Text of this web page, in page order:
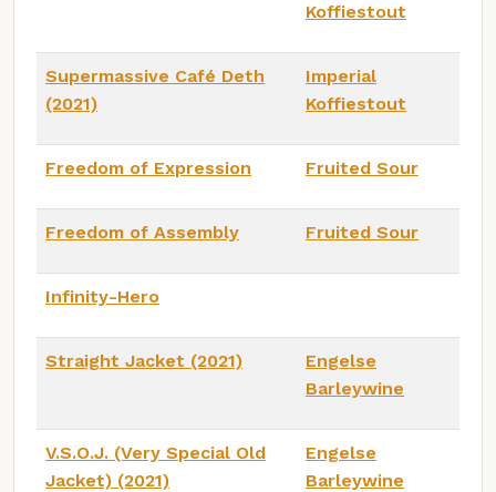
Koffiestout
Supermassive Café Deth
(2021)
Imperial
Koffiestout
Freedom of Expression Fruited Sour
Freedom of Assembly Fruited Sour
Infinity-Hero
Straight Jacket (2021)
Engelse
Barleywine
V.S.O.J. (Very Special Old
Jacket) (2021)
Engelse
Barleywine